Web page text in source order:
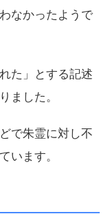
なかったようで
た」とする記述
ました。
で朱霊に対し不
います。